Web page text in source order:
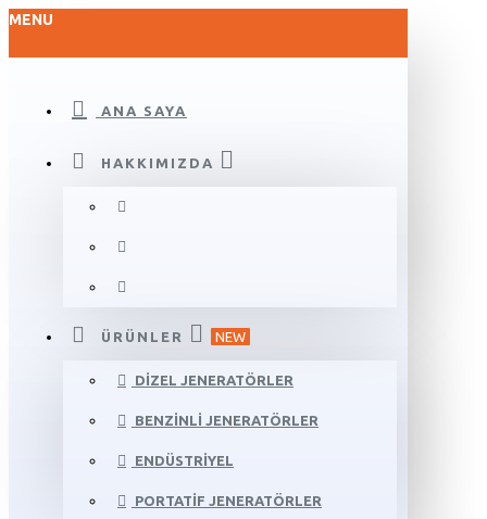
MENU
ANA SAYA
HAKKIMIZDA
ÜRÜNLER NEW
DIZEL JENERATÖRLER
BENZINLI JENERATÖRLER
ENDÜSTRIYEL
PORTATIF JENERATÖRLER